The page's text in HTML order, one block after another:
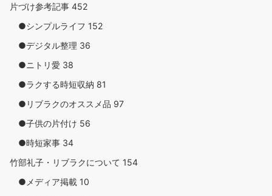
片づけ参考記事 452
●シンプルライフ 152
●デジタル整理 36
●ニトリ愛 38
●ラクする時短収納 81
●リブラクのオススメ品 97
●子供の片付け 56
●時短家事 34
竹部礼子・リブラクについて 154
●メディア掲載 10